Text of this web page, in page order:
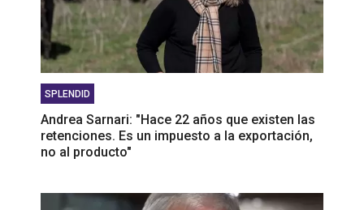
SPLENDID
Andrea Sarnari: "Hace 22 años que existen las
retenciones. Es un impuesto a la exportación,
no al producto"